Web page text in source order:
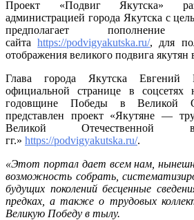
Проект «Подвиг Якутска»
администрацией города Якутска с
предполагает
сайтаhttps://podvigyakutska.ru/, для
отображения великого подвига якутян
Глава города Якутска Евгений
официальной странице в
годовщине Победы в Великой
представлен проект «Якутяне —
Великой Отечественной
гг.» https://podvigyakutska.ru/.
«Этот портал дает всем нам,
возможность собрать,
будущих поколений бесценные
предках, а также о трудовых
Великую Победу в тылу.